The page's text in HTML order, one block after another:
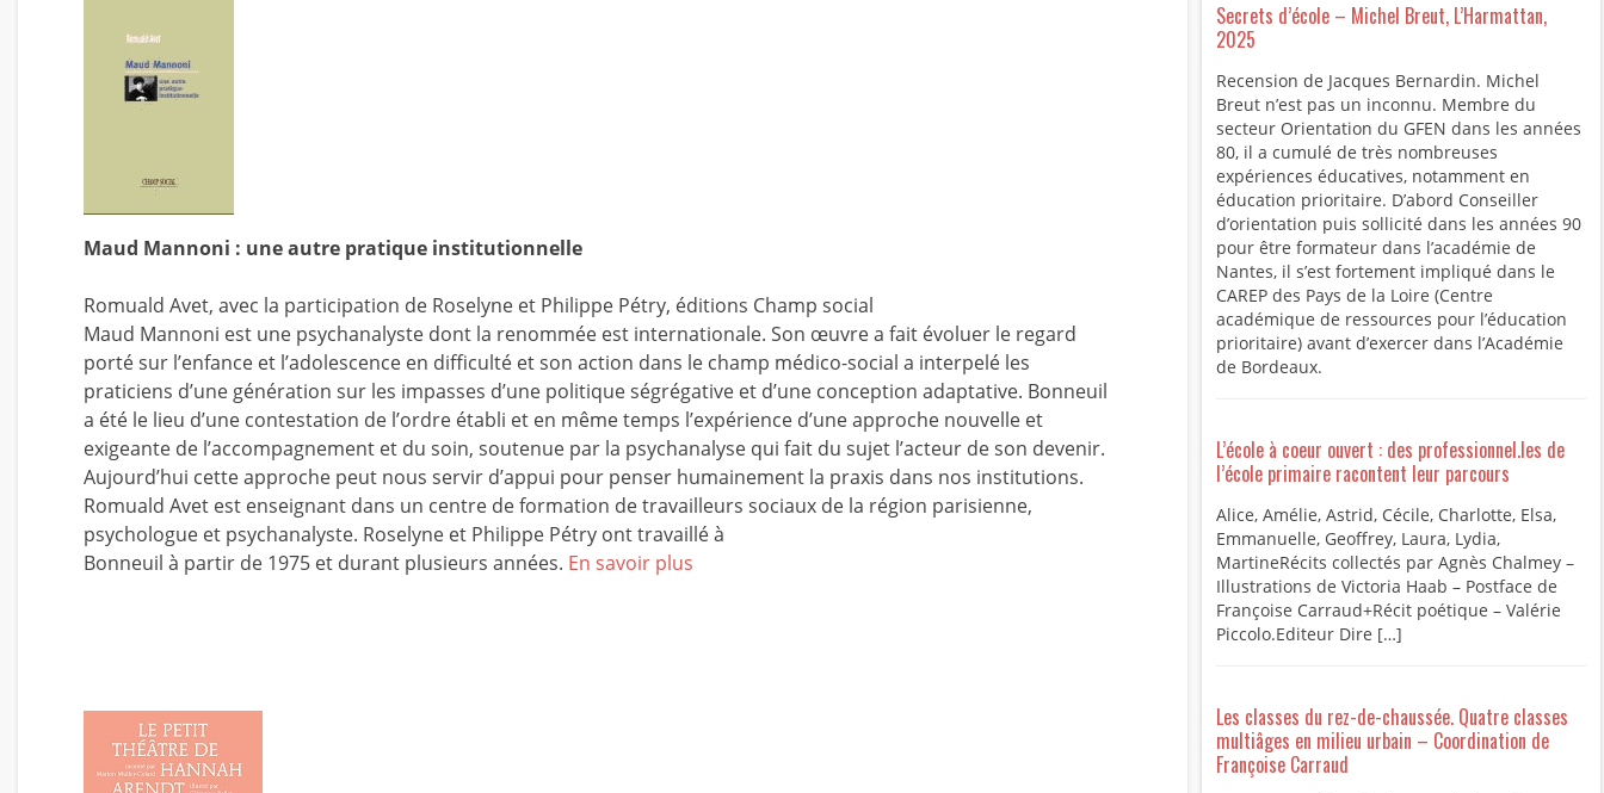
Maud Mannoni : une autre pratique institutionnelle
Romuald Avet, avec la participation de Roselyne et Philippe Pétry, éditions Champ social
Maud Mannoni est une psychanalyste dont la renommée est internationale. Son œuvre a fait évoluer le regard
porté sur l’enfance et l’adolescence en difficulté et son action dans le champ médico-social a interpelé les
praticiens d’une génération sur les impasses d’une politique ségrégative et d’une conception adaptative. Bonneuil
a été le lieu d’une contestation de l’ordre établi et en même temps l’expérience d’une approche nouvelle et
exigeante de l’accompagnement et du soin, soutenue par la psychanalyse qui fait du sujet l’acteur de son devenir.
Aujourd’hui cette approche peut nous servir d’appui pour penser humainement la praxis dans nos institutions.
Romuald Avet est enseignant dans un centre de formation de travailleurs sociaux de la région parisienne,
psychologue et psychanalyste. Roselyne et Philippe Pétry ont travaillé à
Bonneuil à partir de 1975 et durant plusieurs années. En savoir plus
Secrets d’école – Michel Breut, L’Harmattan,
2025
Recension de Jacques Bernardin. Michel
Breut n’est pas un inconnu. Membre du
secteur Orientation du GFEN dans les années
80, il a cumulé de très nombreuses
expériences éducatives, notamment en
éducation prioritaire. D’abord Conseiller
d’orientation puis sollicité dans les années 90
pour être formateur dans l’académie de
Nantes, il s’est fortement impliqué dans le
CAREP des Pays de la Loire (Centre
académique de ressources pour l’éducation
prioritaire) avant d’exercer dans l’Académie
de Bordeaux.
L’école à coeur ouvert : des professionnel.les de
l’école primaire racontent leur parcours
Alice, Amélie, Astrid, Cécile, Charlotte, Elsa,
Emmanuelle, Geoffrey, Laura, Lydia,
MartineRécits collectés par Agnès Chalmey –
Illustrations de Victoria Haab – Postface de
Françoise Carraud+Récit poétique – Valérie
Piccolo.Editeur Dire […]
Les classes du rez-de-chaussée. Quatre classes
multiâges en milieu urbain – Coordination de
Françoise Carraud